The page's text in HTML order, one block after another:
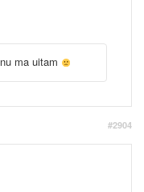
ma uitam
#2904